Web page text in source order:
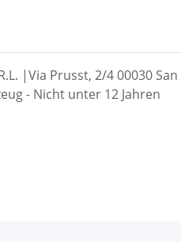
|Via Prusst, 2/4 00030
- Nicht unter 12 Jahren